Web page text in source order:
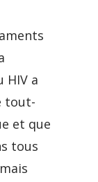
HIV a
tout-
et que
tous